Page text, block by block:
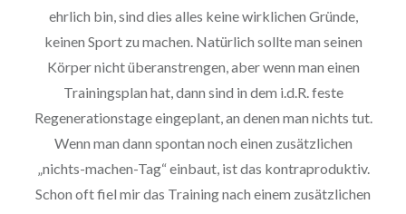
ehrlich bin, sind dies alles keine wirklichen Gründe,
keinen Sport zu machen. Natürlich sollte man seinen
Körper nicht überanstrengen, aber wenn man einen
Trainingsplan hat, dann sind in dem i.d.R. feste
Regenerationstage eingeplant, an denen man nichts tut.
Wenn man dann spontan noch einen zusätzlichen
„nichts-machen-Tag“ einbaut, ist das kontraproduktiv.
Schon oft fiel mir das Training nach einem zusätzlichen